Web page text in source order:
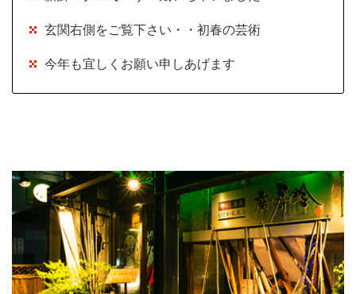
玄関右側をご覧下さい・・初春の芸術
今年も宜しくお願い申しあげます